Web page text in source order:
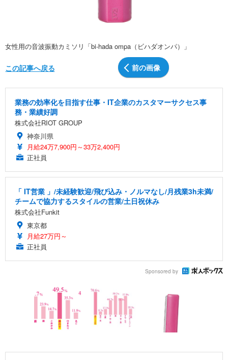
女性用の音波振動カミソリ「bi-hada ompa（ビハダオンパ）」
前の画像
この記事へ戻る
業務の効率化を目指す仕事・IT企業のカスタマーサクセス事
務・業績好調
株式会社RIOT GROUP
神奈川県
月給24万7,900円～33万2,400円
正社員
「 IT営業 」/未経験歓迎/飛び込み・ノルマなし/月残業3h未満/
チームで協力するスタイルの営業/土日祝休み
株式会社Funkit
東京都
月給27万円～
正社員
Sponsored by